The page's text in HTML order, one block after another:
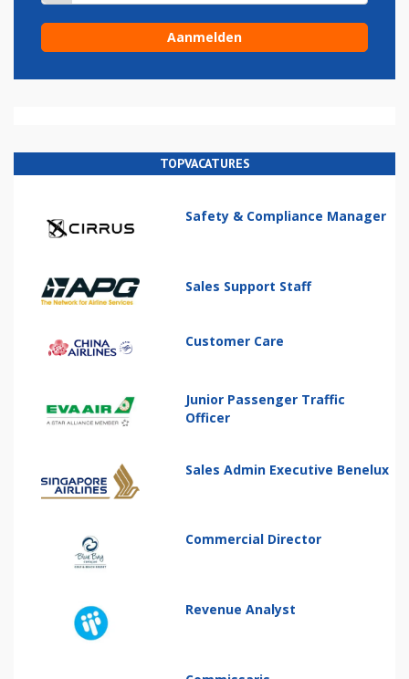
TOPVACATURES
Safety & Compliance Manager
Sales Support Staff
Customer Care
Junior Passenger Traffic
Officer
Sales Admin Executive Benelux
Commercial Director
Revenue Analyst